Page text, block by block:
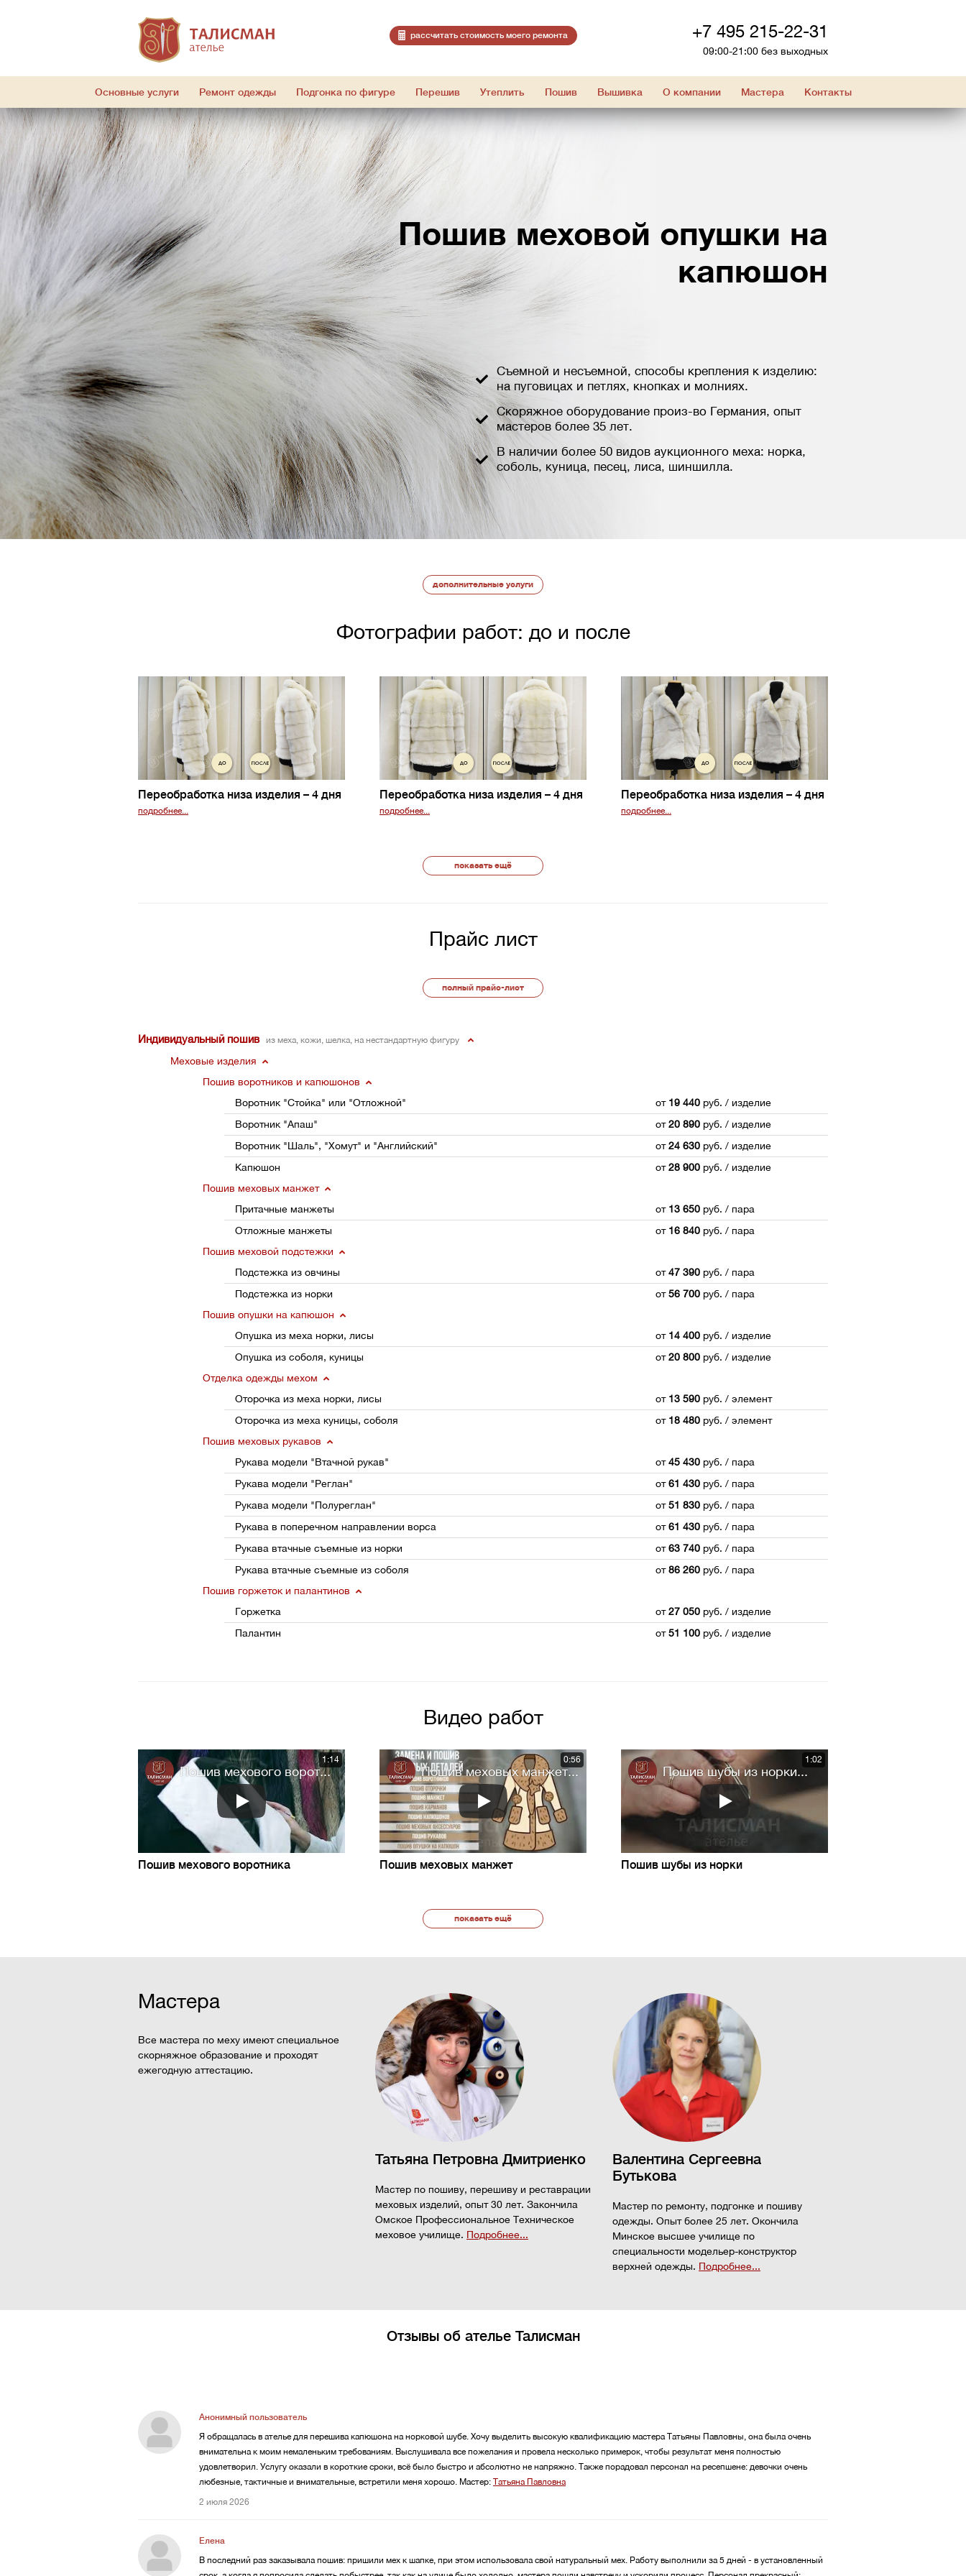
расcчитать стоимость моего ремонта +7 495 215-22-31
09:00-21:00 без выходных
Основные услуги Ремонт одежды Подгонка по фигуре Перешив Утеплить Пошив Вышивка О компании Мастера Контакты
Пошив меховой опушки на
капюшон
Cъемной и несъемной, способы крепления к изделию:
на пуговицах и петлях, кнопках и молниях.
Скоряжное оборудование произ-во Германия, опыт
мастеров более 35 лет.
В наличии более 50 видов аукционного меха: норка,
соболь, куница, песец, лиса, шиншилла.
дополнительные услуги
Фотографии работ: до и после
Переобработка низа изделия – 4 дня
подробнее...
Переобработка низа изделия – 4 дня
подробнее...
Переобработка низа изделия – 4 дня
подробнее...
показать ещё
Прайс лист
полный прайс-лист
Индивидуальный пошив из меха, кожи, шелка, на нестандартную фигуру
Меховые изделия
Пошив воротников и капюшонов
Воротник "Стойка" или "Отложной"
от 19 440 руб. / изделие
Воротник "Апаш"
от20 890 руб. / изделие
Воротник "Шаль", "Хомут" и "Английский"
от24 630 руб. / изделие
Капюшон
от28 900 руб. / изделие
Пошив меховых манжет
Притачные манжеты
от 13 650 руб. / пара
Отложные манжеты
от 16 840 руб. / пара
Пошив меховой подстежки
Подстежка из овчины
от47 390 руб. / пара
Подстежка из норки
от56 700 руб. / пара
Пошив опушки на капюшон
Опушка из меха норки, лисы
от 14 400 руб. / изделие
Опушка из соболя, куницы
от20 800 руб. / изделие
Отделка одежды мехом
Оторочка из меха норки, лисы
от 13 590 руб. / элемент
Оторочка из меха куницы, соболя
от 18 480 руб. / элемент
Пошив меховых рукавов
Рукава модели "Втачной рукав"
от45 430 руб. / пара
Рукава модели "Реглан"
от61 430 руб. / пара
Рукава модели "Полуреглан"
от51 830 руб. / пара
Рукава в поперечном направлении ворса
от61 430 руб. / пара
Рукава втачные съемные из норки
от63 740 руб. / пара
Рукава втачные съемные из соболя
от86 260 руб. / пара
Пошив горжеток и палантинов
Горжетка
от27 050 руб. / изделие
Палантин
от51 100 руб. / изделие
Видео работ
Пошив мехового ворот...
1:14
Пошив мехового воротника
Пошив меховых манжет...
0:56
Пошив меховых манжет
Пошив шубы из норки...
1:02
Пошив шубы из норки
показать ещё
Мастера
Все мастера по меху имеют специальное
скорняжное образование и проходят
ежегодную аттестацию.
Татьяна Петровна Дмитриенко
Мастер по пошиву, перешиву и реставрации
меховых изделий, опыт 30 лет. Закончила
Омское Профессиональное Техническое
меховое училище. Подробнее...
Валентина Сергеевна
Бутькова
Мастер по ремонту, подгонке и пошиву
одежды. Опыт более 25 лет. Окончила
Минское высшее училище по
специальности модельер-конструктор
верхней одежды. Подробнее...
Отзывы об ателье Талисман
Анонимный пользователь
Я обращалась в ателье для перешива капюшона на норковой шубе. Хочу выделить высокую квалификацию мастера Татьяны Павловны, она была очень
внимательна к моим немаленьким требованиям. Выслушивала все пожелания и провела несколько примерок, чтобы результат меня полностью
удовлетворил. Услугу оказали в короткие сроки, всё было быстро и абсолютно не напряжно. Также порадовал персонал на ресепшене: девочки очень
любезные, тактичные и внимательные, встретили меня хорошо. Мастер: Татьяна Павловна
2 июля 2026
Елена
В последний раз заказывала пошив: пришили мех к шапке, при этом использовала свой натуральный мех. Работу выполнили за 5 дней - в установленный